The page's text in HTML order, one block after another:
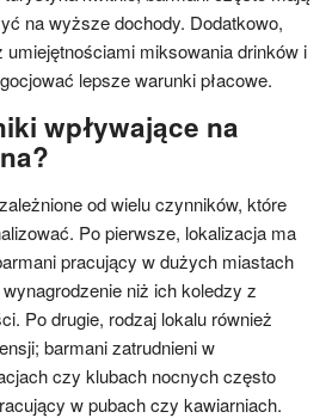
na wyższe dochody. Dodatkowo,
miksowania drinków i
lepsze warunki płacowe.
wpływające na
od wielu czynników, które
Po pierwsze, lokalizacja ma
pracujący w dużych miastach
niż ich koledzy z
Po drugie, rodzaj lokalu również
barmani zatrudnieni w
czy klubach nocnych często
w pubach czy kawiarniach.